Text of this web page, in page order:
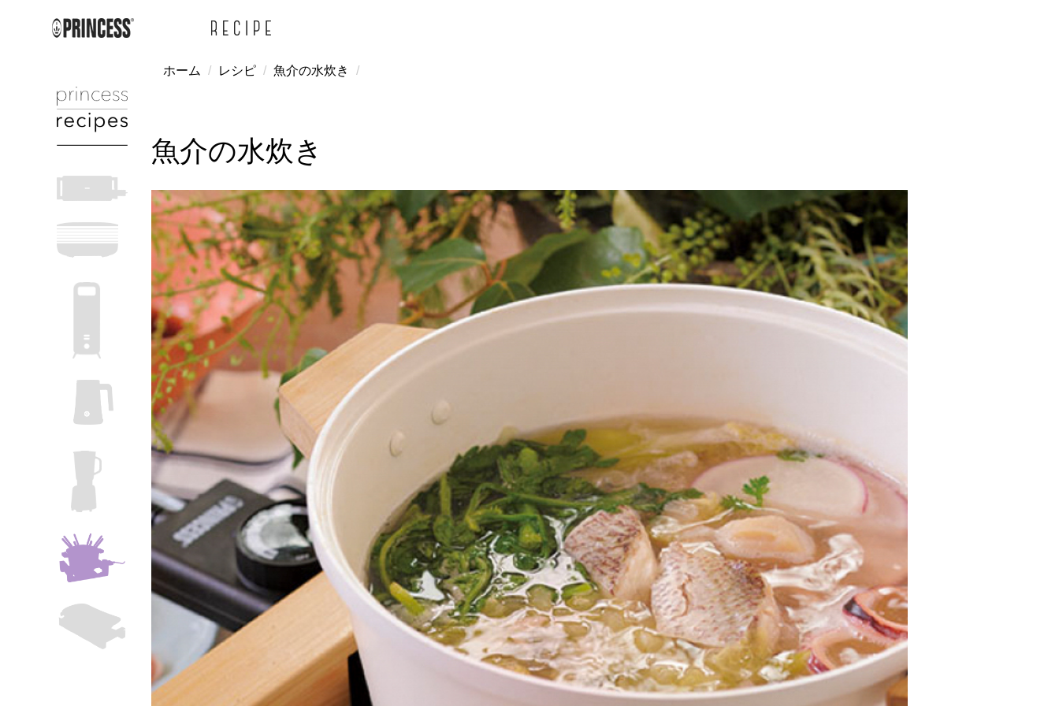
ホーム レシピ 魚介の水炊き
魚介の水炊き